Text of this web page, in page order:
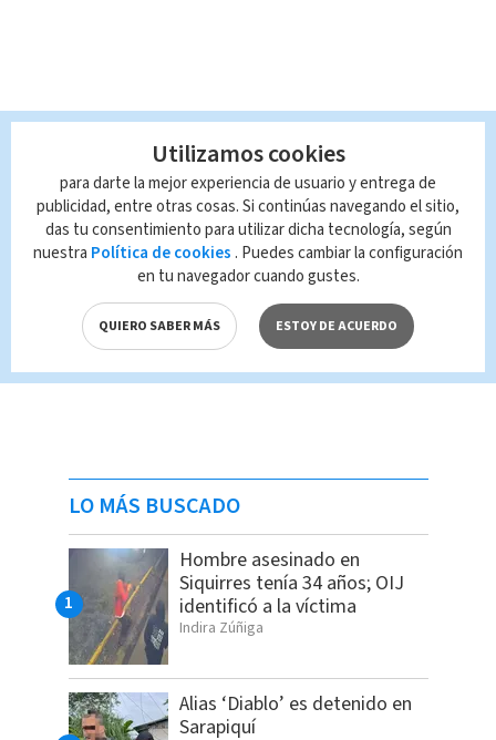
LO MÁS BUSCADO
Hombre asesinado en
Siquirres tenía 34 años; OIJ
identificó a la víctima
Indira Zúñiga
Alias ‘Diablo’ es detenido en
Sarapiquí
Utilizamos cookies
para darte la mejor experiencia de usuario y entrega de
publicidad, entre otras cosas. Si continúas navegando el sitio,
das tu consentimiento para utilizar dicha tecnología, según
nuestra Política de cookies . Puedes cambiar la configuración
en tu navegador cuando gustes.
QUIERO SABER MÁS ESTOY DE ACUERDO